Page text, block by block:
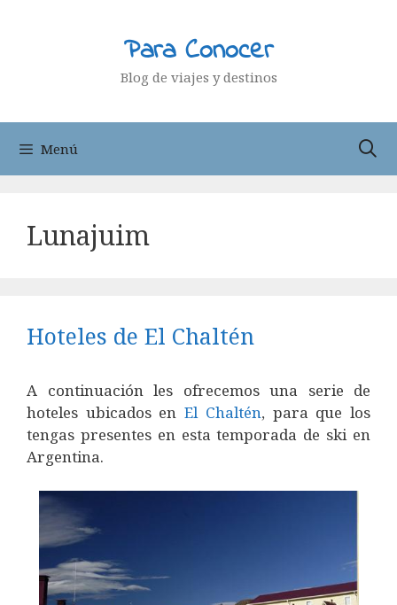
Para Conocer
Blog de viajes y destinos
Menú
Lunajuim
Hoteles de El Chaltén
A continuación les ofrecemos una serie de
hoteles ubicados enEl Chaltén, para que los
tengas presentes en esta temporada de ski en
Argentina.